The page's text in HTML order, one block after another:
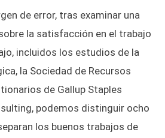
de error, tras examinar una
la satisfacción en el trabajo
incluidos los estudios de la
la Sociedad de Recursos
de Gallup Staples
podemos distinguir ocho
los buenos trabajos de